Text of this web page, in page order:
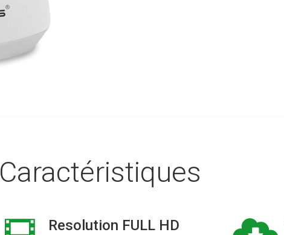
Caractéristiques
Resolution FULL HD